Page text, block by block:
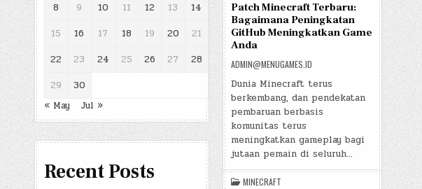
8
9 10 11 12 13
14
15
16 17 18 19 20
21
22
23 24 25 26 27
28
29
30
« May
Jul »
Recent Posts
Patch Minecraft Terbaru:
Bagaimana Peningkatan
GitHub Meningkatkan Game
Anda
ADMIN@MENUGAMES.ID
Dunia Minecraft terus
berkembang, dan pendekatan
pembaruan berbasis
komunitas terus
meningkatkan gameplay bagi
jutaan pemain di seluruh…
MINECRAFT